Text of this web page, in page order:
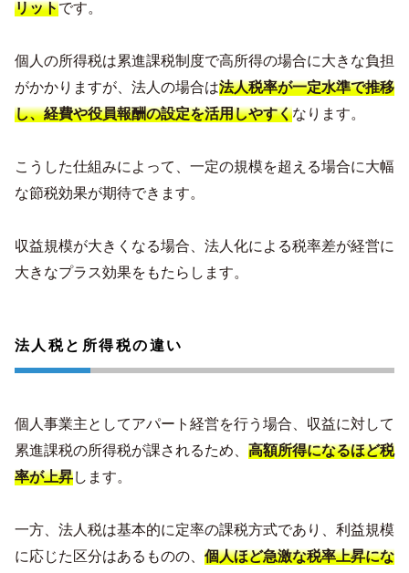
リットです。
個人の所得税は累進課税制度で高所得の場合に大きな負担
がかかりますが、法人の場合は法人税率が一定水準で推移
し、経費や役員報酬の設定を活用しやすくなります。
こうした仕組みによって、一定の規模を超える場合に大幅
な節税効果が期待できます。
収益規模が大きくなる場合、法人化による税率差が経営に
大きなプラス効果をもたらします。
法人税と所得税の違い
個人事業主としてアパート経営を行う場合、収益に対して
累進課税の所得税が課されるため、 高額所得になるほど税
率が上昇します。
一方、法人税は基本的に定率の課税方式であり、利益規模
に応じた区分はあるものの、 個人ほど急激な税率上昇にな